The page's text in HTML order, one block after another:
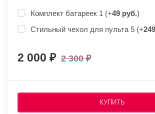
Комплект батареек 1 (+49 руб.)
Стильный чехол для пульта 5 (+
2 000 2 300
КУПИТЬ